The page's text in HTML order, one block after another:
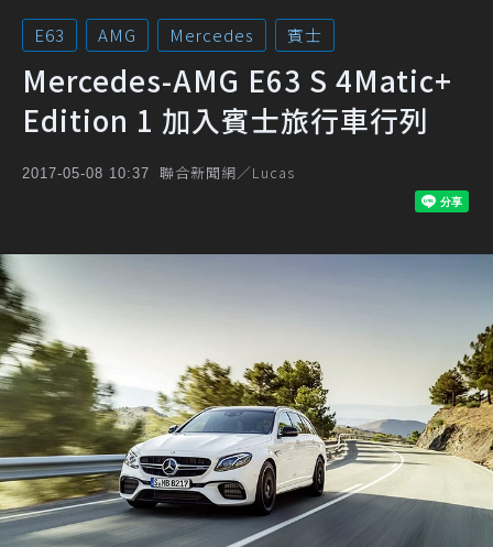
E63 AMG Mercedes 賓士
Mercedes-AMG E63 S 4Matic+
Edition 1 加入賓士旅行車行列
2017-05-08 10:37 聯合新聞網／Lucas